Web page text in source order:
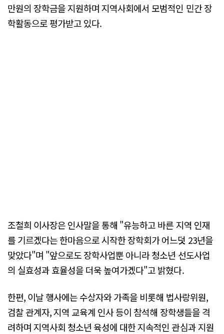
만원의 장학금을 지원하며 지역사회에서 모범적인 민간 장
학활동으로 평가받고 있다.
조철희 이사장은 인사말을 통해 "유능하고 바른 지역 인재
를 기르겠다는 한마음으로 시작한 장학회가 어느덧 23년을
맞았다"며 "앞으로도 장학사업뿐 아니라 청소년 선도사업
의 실효성과 효율성을 더욱 높여가겠다"고 밝혔다.
한편, 이날 행사에는 수상자와 가족을 비롯해 법사랑위원,
검찰 관계자, 지역 교육계 인사 등이 참석해 장학생들을 격
려하며 지역사회 청소년 육성에 대한 지속적인 관심과 지원